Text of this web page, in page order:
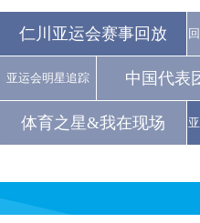
仁川亚运会赛事回放
亚运会明星追踪 中国代表
体育之星&我在现场